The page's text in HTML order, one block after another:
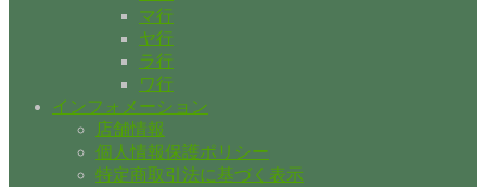
マ行
ヤ行
ラ行
ワ行
インフォメーション
店舗情報
個人情報保護ポリシー
特定商取引法に基づく表示